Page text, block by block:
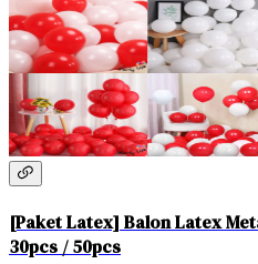
[Paket Latex] Balon Latex
30pcs / 50pcs